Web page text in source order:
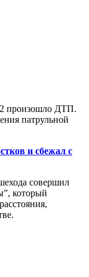
произошло ДТП.
патрульной
и сбежал с
совершил
который